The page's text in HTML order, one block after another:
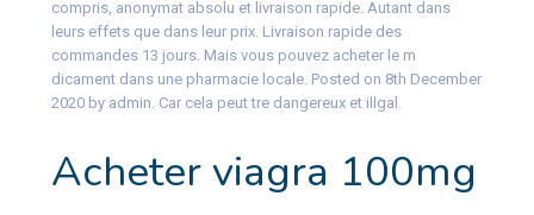
compris, anonymat absolu et livraison rapide. Autant dans
leurs effets que dans leur prix. Livraison rapide des
commandes 13 jours. Mais vous pouvez acheter le m
dicament dans une pharmacie locale. Posted on 8th December
2020 by admin. Car cela peut tre dangereux et illgal.
Acheter viagra 100mg